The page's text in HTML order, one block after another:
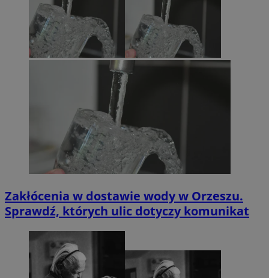
Zakłócenia w dostawie wody w Orzeszu.
Sprawdź, których ulic dotyczy komunikat